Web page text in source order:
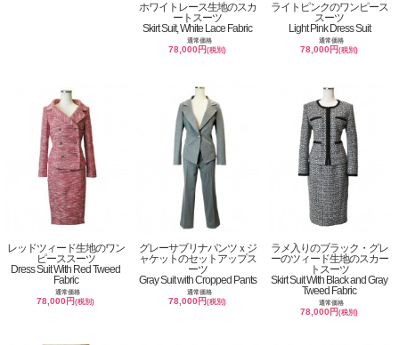
ホワイトレース生地のスカ
ートスーツ
Skirt Suit, White Lace Fabric
通常価格
78,000円(税別)
ライトピンクのワンピース
スーツ
Light Pink Dress Suit
通常価格
78,000円(税別)
レッドツィード生地のワン
ピーススーツ
Dress Suit With Red Tweed
Fabric
通常価格
78,000円(税別)
グレーサブリナパンツｘジ
ャケットのセットアップス
ーツ
Gray Suit with Cropped Pants
通常価格
78,000円(税別)
ラメ入りのブラック・グレ
ーのツィード生地のスカー
トスーツ
Skirt Suit With Black and Gray
Tweed Fabric
通常価格
78,000円(税別)